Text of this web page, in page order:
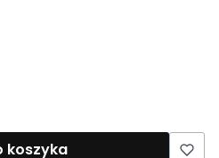
koszyka